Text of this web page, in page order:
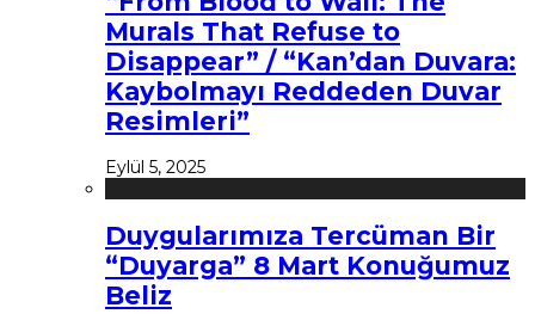
Murals That Refuse to
Disappear” / “Kan’dan Duvara:
Kaybolmayı Reddeden Duvar
Resimleri”
Eylül 5, 2025
Duygularımıza Tercüman Bir
“Duyarga” 8 Mart Konuğumuz
Beliz